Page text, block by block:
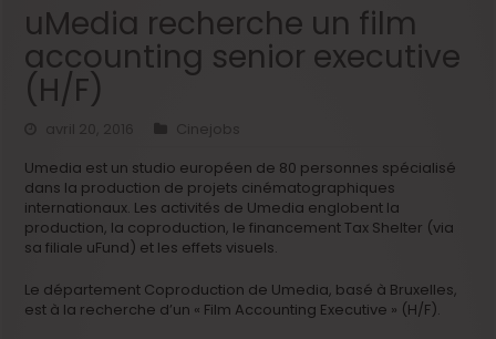
uMedia recherche un film
accounting senior executive
(H/F)
Cinejobs
Umedia est un studio européen de 80 personnes spécialisé
dans la production de projets cinématographiques
internationaux. Les activités de Umedia englobent la
production, la coproduction, le financement Tax Shelter (via
sa filiale uFund) et les effets visuels.
Le département Coproduction de Umedia, basé à Bruxelles,
est à la recherche d’un « Film Accounting Executive » (H/F).